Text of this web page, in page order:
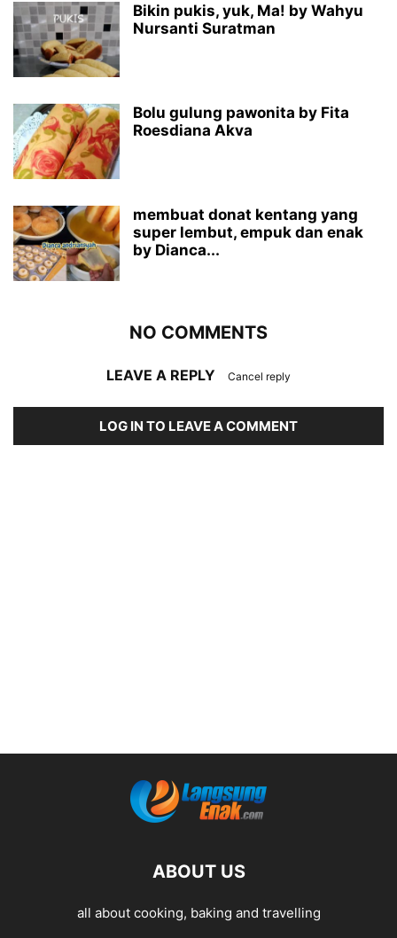
Bikin pukis, yuk, Ma! by Wahyu
Nursanti Suratman
Bolu gulung pawonita by Fita
Roesdiana Akva
membuat donat kentang yang
super lembut, empuk dan enak
by Dianca...
NO COMMENTS
LEAVE A REPLY Cancel reply
LOG IN TO LEAVE A COMMENT
ABOUT US
all about cooking, baking and travelling